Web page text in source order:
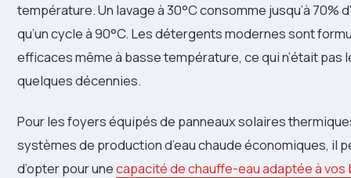
température. Un lavage à 30°C consomme jusqu’à 70%
qu’un cycle à 90°C. Les détergents modernes sont
efficaces même à basse température, ce qui n’était pas
quelques décennies.
Pour les foyers équipés de panneaux solaires
systèmes de production d’eau chaude économiques, il
d’opter pour unecapacité de chauffe-eau adaptée à vos